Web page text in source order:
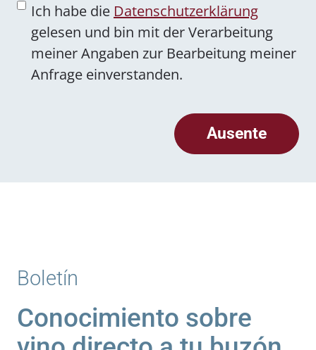
Einwilligung(Obligatorio)
Ich habe die Datenschutzerklärung
gelesen und bin mit der Verarbeitung
meiner Angaben zur Bearbeitung meiner
Anfrage einverstanden.
Ausente
Boletín
Conocimiento sobre